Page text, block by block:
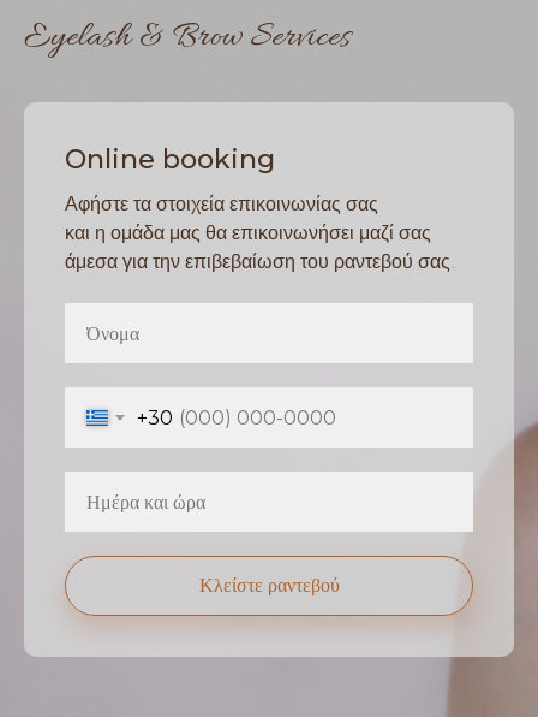
Eyelash & Brow Services
Online booking
Αφήστε τα στοιχεία επικοινωνίας σας
και η ομάδα μας θα επικοινωνήσει μαζί σας
άμεσα για την επιβεβαίωση του ραντεβού σας.
+30
Κλείστε ραντεβού